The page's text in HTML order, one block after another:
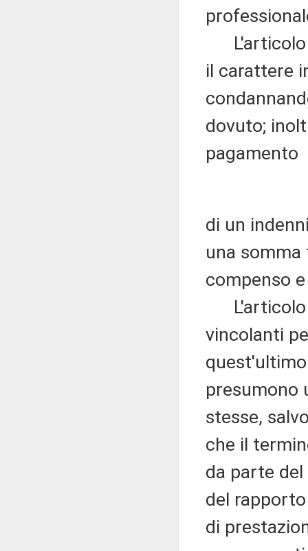
L'articolo
il carattere
dovuto;
pagamento
di un
una
compenso
L'articolo
vincolanti
presumono
stesse,
che il
da parte
del
di